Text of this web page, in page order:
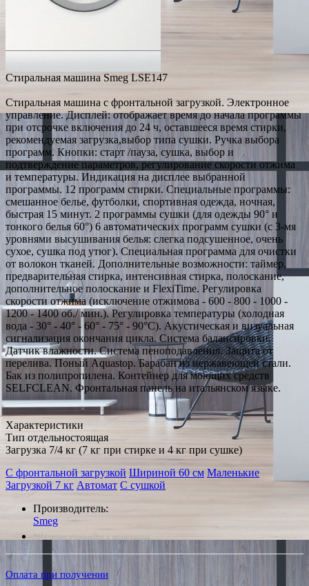
Стиральная машина Smeg LSE147
Стиральная машина с фронтальной загрузкой. Электронное
управление. Дисплей: отображает время до начала программы
при отсрочке включения до 24 ч, оставшееся время стирки,
рекомендуемая загрузка,выбор типа сушки. Ручка выбора
программ. Кнопки: старт /пауза, сушка, выбор и
подтверждение параметров, регулирование скорости отжима
и температуры. Индикация на дисплее выбранной
программы. 12 программ стирки. Специальные программы:
смешанное белье, футболки, спортивная одежда, ночная,
быстрая 15 минут. 2 программы сушки (для одежды 90° и
тонкого белья 60°) 6 автоматических программ сушки (с 3-мя
уровнями высушивания белья: слегка подсушенное, очень
сухое, сушка под утюг). Специальная программа для очистки
от волокон тканей. Дополнительные возможности: таймер,
предварительная стирка, интенсивная стирка, полоскание,
дополнительное полоскание и FlexiTime. Регулировка
скорости отжима (исключение отжимова - 600 - 800 - 1000 -
1200 - 1400 об./ мин.). Регулировка температуры (холодная
вода - 30° - 40° - 60° - 75° - 90°C). Акустическая и визуальная
сигнализация окончания цикла. Система балансировки.
Датчик влажности. Система пеноподавления. Защита от
перелива. Поный Aquastop. Барабан из нержавеющей стали.
Бак из полипропилена. Контейнер для моющих средств
SELFCLEAN. Фронтальная панель на итальянском языке.
Характеристики
Тип отдельностоящая
Загрузка 7/4 кг (7 кг при стирке и 4 кг при сушке)
С фронтальной загрузкой Шириной 60 см Маленькие
Загрузкой 7 кг Автомат С сушкой
Производитель:
Smeg
*Наличие уточняйте у менеджера
Оплата при получении